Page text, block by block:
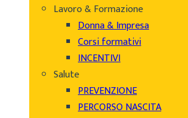
Lavoro & Formazione
Donna & Impresa
Corsi formativi
INCENTIVI
Salute
PREVENZIONE
PERCORSO NASCITA